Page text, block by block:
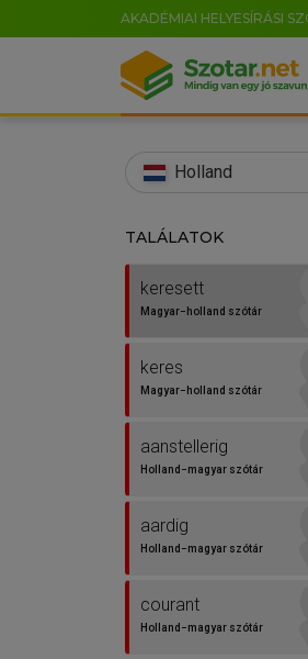
AKADÉMIAI HELYESÍRÁSI
Holland
TALÁLATOK
keresett
Magyar−holland szótár
keres
Magyar−holland szótár
aanstellerig
Holland−magyar szótár
aardig
Holland−magyar szótár
courant
Holland−magyar szótár